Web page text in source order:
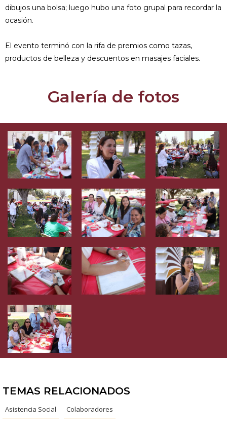
dibujos una bolsa; luego hubo una foto grupal para recordar la
ocasión.
El evento terminó con la rifa de premios como tazas,
productos de belleza y descuentos en masajes faciales.
Galería de fotos
TEMAS RELACIONADOS
Asistencia Social Colaboradores